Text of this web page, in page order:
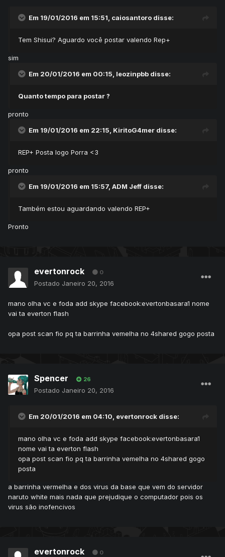
Em 19/01/2016 em 15:51, caiosantoro disse:
Tem Shisui? Aguardo você postar valendo Rep+
sim
Em 20/01/2016 em 00:15, leozinpbb disse:
Quanto tempo para postar ?
pronto
Em 19/01/2016 em 22:15, KiritoG4mer disse:
REP+ Posta logo Porra <3
pronto
Em 19/01/2016 em 15:57, ADM Jeff disse:
Também estou aguardando valendo REP+
Pronto
evertonrock 0
Postado Janeiro 20, 2016
mano olha vc e foda add skype facebook:evertonbasara1 nome
vai ta everton flash
opa post scan fio pq ta barrinha vemelha no 4shared gogo posta
Spencer 26
Postado Janeiro 20, 2016
Em 20/01/2016 em 04:10, evertonrock disse:
mano olha vc e foda add skype facebook:evertonbasara1
nome vai ta everton flash
opa post scan fio pq ta barrinha vemelha no 4shared gogo
posta
a barrinha vermelha e dos virus da base que vem do servidor
naruto white mais nada que prejudique o computador pois os
virus são inofencivos
evertonrock 0